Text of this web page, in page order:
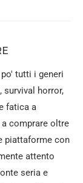
tutti i generi
survival horror,
fatica a
comprare oltre
piattaforme con
attento
seria e